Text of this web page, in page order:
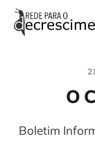
O
Boletim